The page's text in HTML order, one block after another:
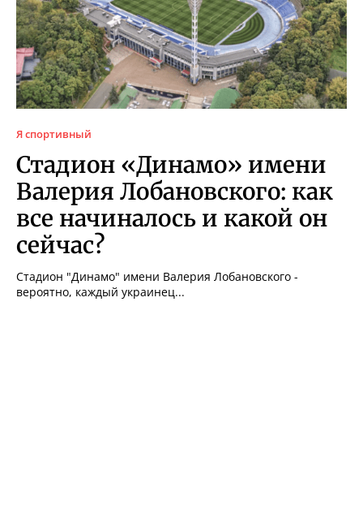
Я спортивный
Стадион «Динамо» имени
Валерия Лобановского: как
все начиналось и какой он
сейчас?
Стадион "Динамо" имени Валерия Лобановского -
вероятно, каждый украинец...